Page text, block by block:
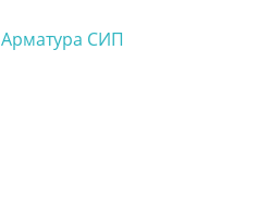
Арматура СИП